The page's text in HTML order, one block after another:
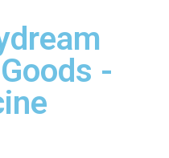
-